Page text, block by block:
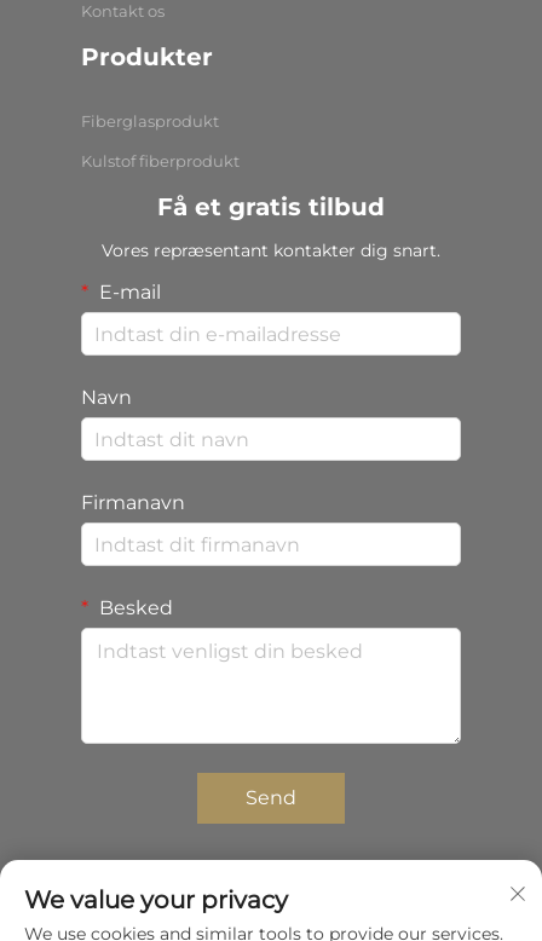
Kontakt os
Produkter
Fiberglasprodukt
Kulstof fiberprodukt
Få et gratis tilbud
Vores repræsentant kontakter dig snart.
E-mail
Navn
Firmanavn
Besked
Send
Copyright © 2025 Shenzhen Zhongda Composites
We value your privacy
We use cookies and similar tools to provide our services.